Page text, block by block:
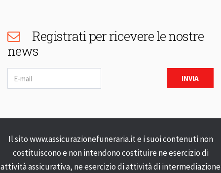
Registrati per ricevere le nostre
news
Newsletter INVIA
Il sito www.assicurazionefuneraria.it e i suoi contenuti non
costituiscono e non intendono costituire ne esercizio di
attività assicurativa, ne esercizio di attività di intermediazione